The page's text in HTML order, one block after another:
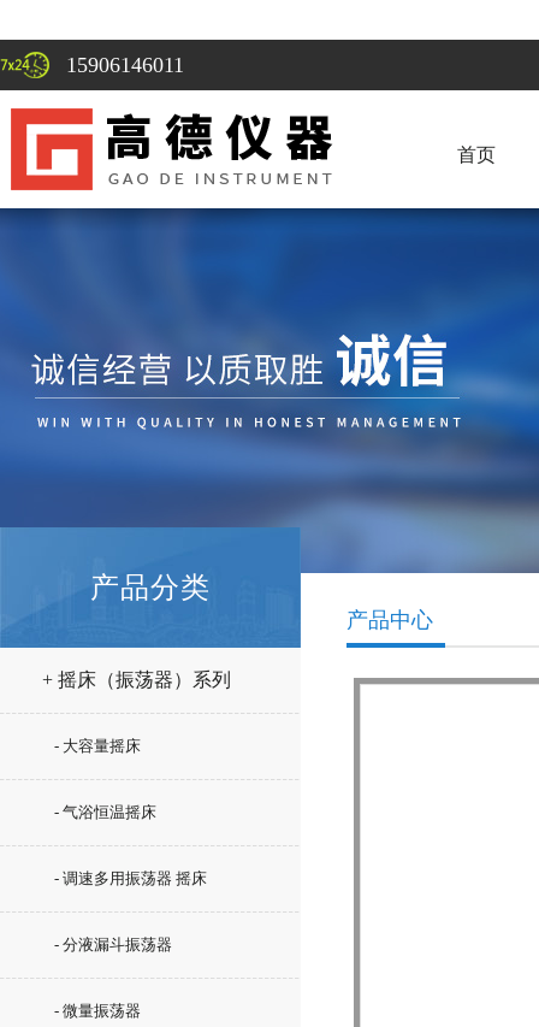
15906146011
首页
产品分类
+ 摇床（振荡器）系列
- 大容量摇床
- 气浴恒温摇床
- 调速多用振荡器 摇床
- 分液漏斗振荡器
- 微量振荡器
产品中心